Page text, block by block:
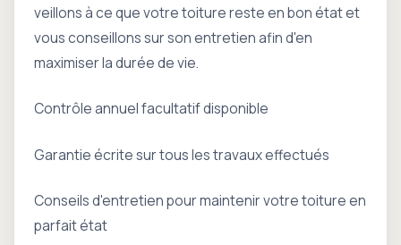
veillons à ce que votre toiture reste en bon état et
vous conseillons sur son entretien afin d'en
maximiser la durée de vie.
Contrôle annuel facultatif disponible
Garantie écrite sur tous les travaux effectués
Conseils d'entretien pour maintenir votre toiture en
parfait état